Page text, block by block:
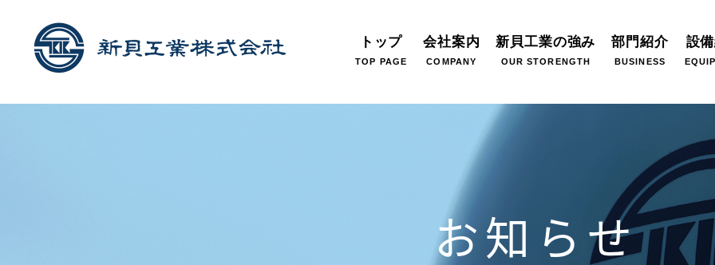
トップ
TOP PAGE
会社案内
COMPANY
新貝工業の強み
OUR STORENGTH
部門紹介
BUSINESS
設
お知らせ